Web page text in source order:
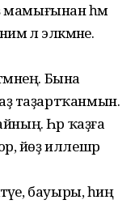
һәм
лә эләкмәне.
Бына
таҙартҡанмын.
Һәр ҡаҙға
йөҙ иллешәр
бауыры, һиңә